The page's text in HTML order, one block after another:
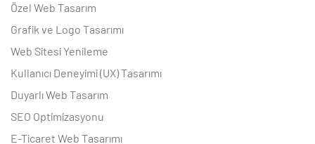
Özel Web Tasarım
Grafik ve Logo Tasarımı
Web Sitesi Yenileme
Kullanıcı Deneyimi (UX) Tasarımı
Duyarlı Web Tasarım
SEO Optimizasyonu
E-Ticaret Web Tasarımı